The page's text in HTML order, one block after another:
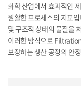
화학 산업에서 효과적인
원활한 프로세스의 지표
및 구조적 상태의 물질을
이러한 방식으로
보장하는 생산 공정의 안